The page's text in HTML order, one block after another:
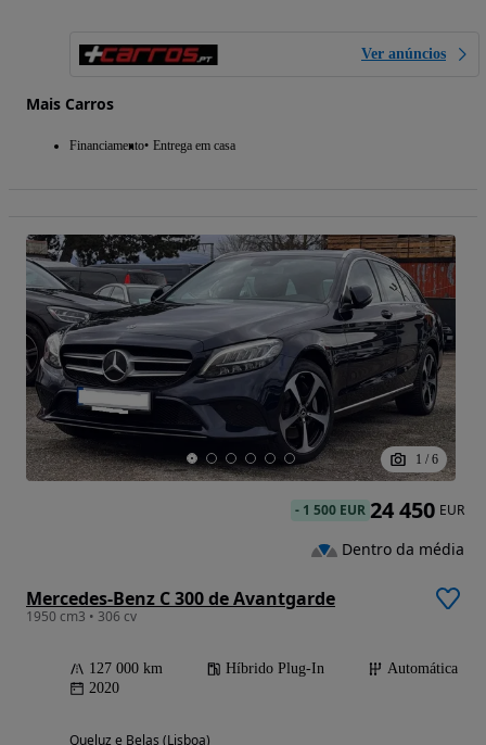
Ver anúncios
Mais Carros
Financiamento Entrega em casa
1 / 6
Mercedes-Benz C 300 de Avantgarde
1950 cm3 • 306 cv
127 000 km Híbrido Plug-In
Automática
2020
Queluz e Belas (Lisboa)
- 1 500 EUR 24 450 EUR
Dentro da média